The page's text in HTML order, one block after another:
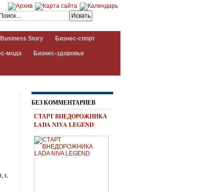
Business Story Бизнес-спорт
мода Бизнес-здоровье
г.
БЕЗ КОММЕНТАРИЕВ
СТАРТ ВНЕДОРОЖНИКА
LADA NIVA LEGEND